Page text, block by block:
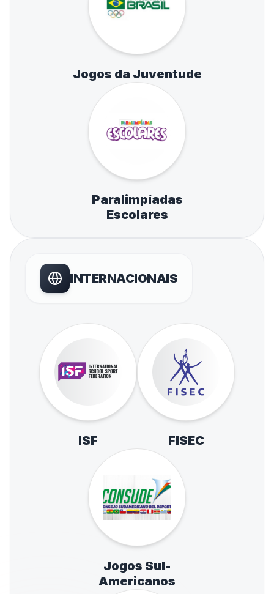
Jogos da Juventude
Paralimpíadas
Escolares
INTERNACIONAIS
ISF FISEC
Jogos Sul-
Americanos